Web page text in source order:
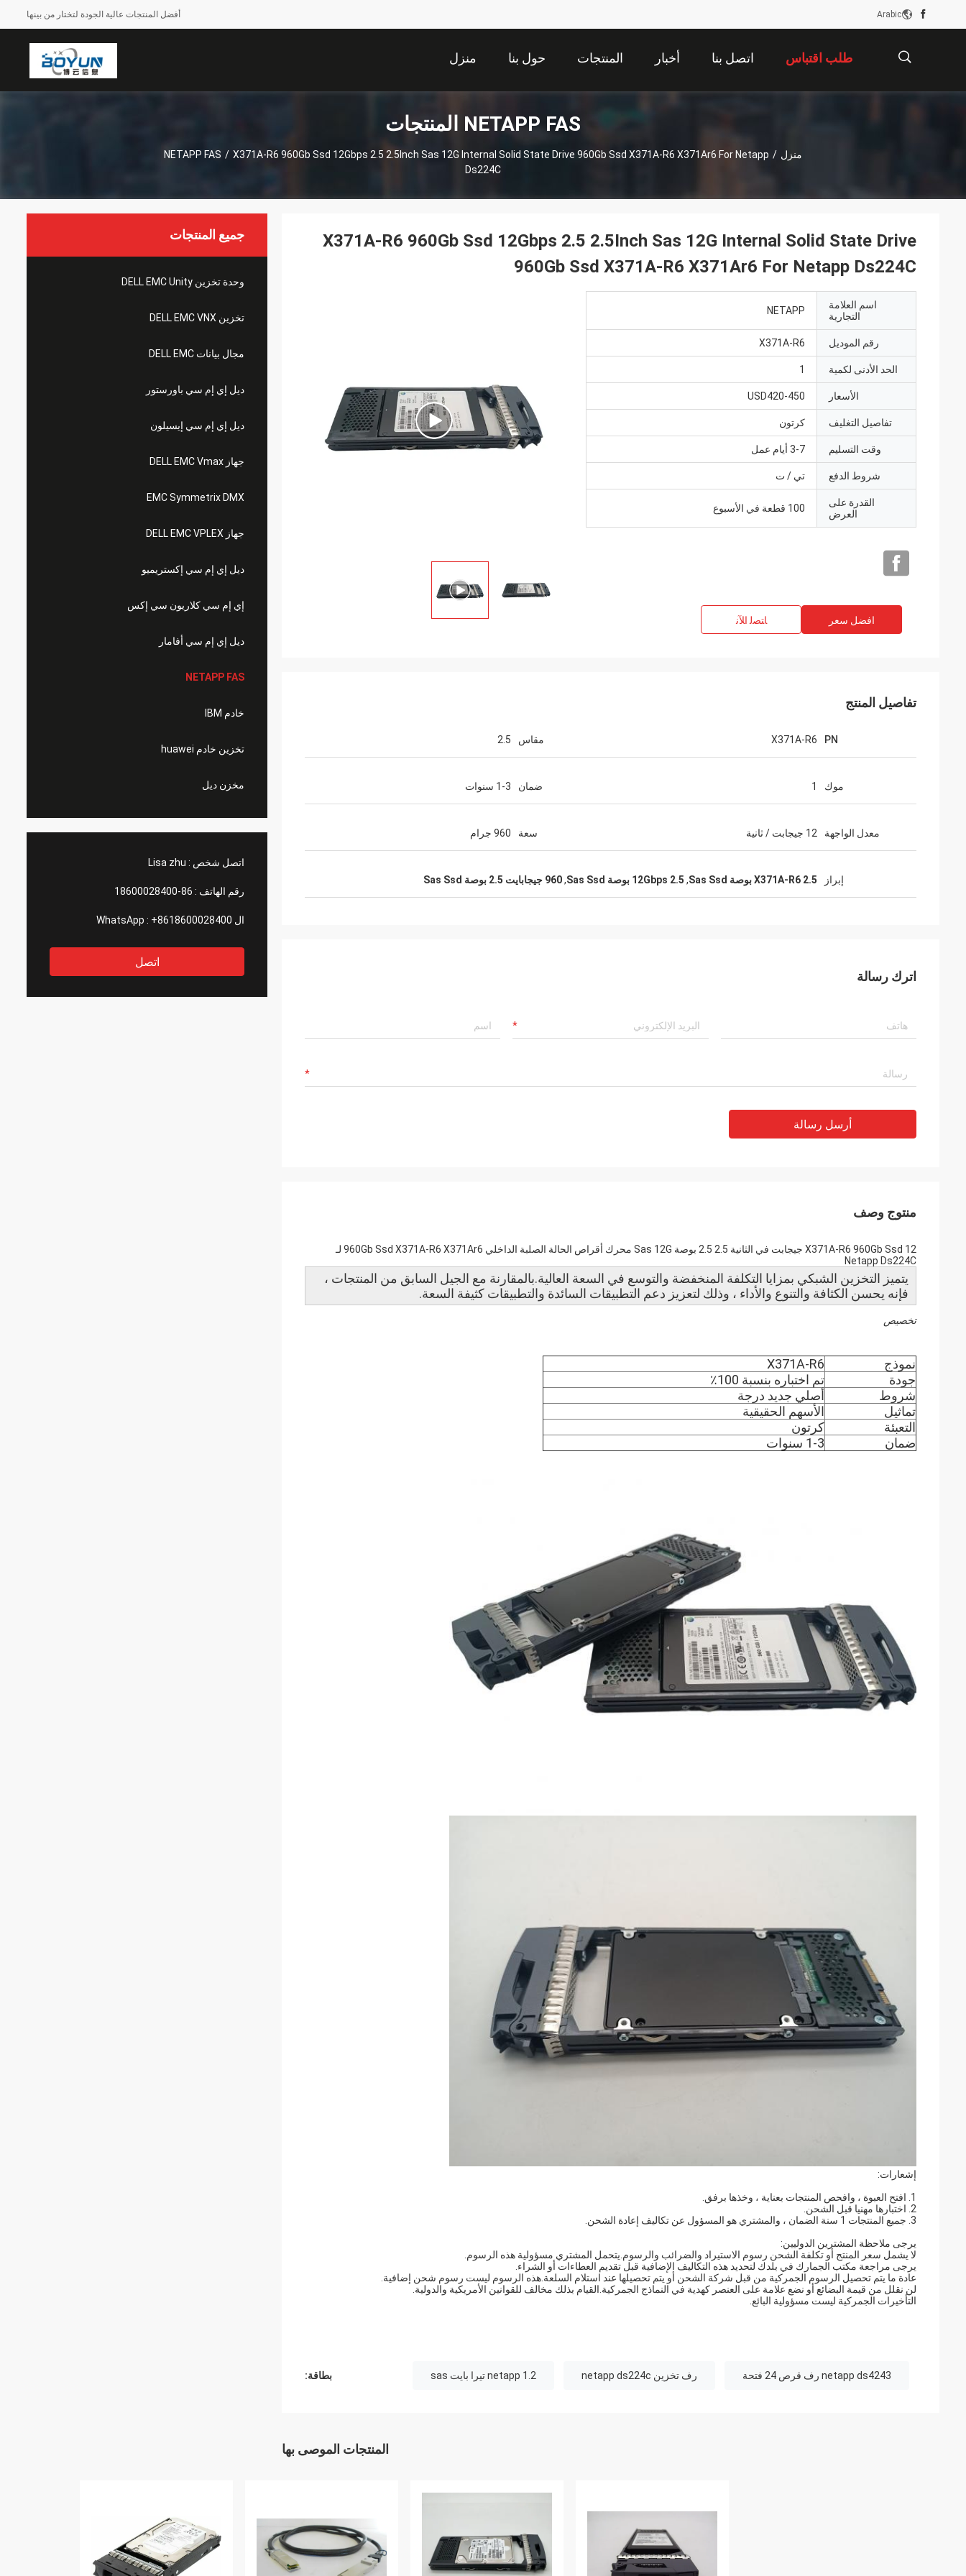
أفضل المنتجات عالية الجودة لتختار من بينها Arabic
منزل حول بنا المنتجات أخبار اتصل بنا طلب اقتباس
NETAPP FAS المنتجات
منزل /
NETAPP FAS / X371A-R6 960Gb Ssd 12Gbps 2.5 2.5Inch Sas 12G Internal Solid State Drive 960Gb Ssd X371A-R6 X371Ar6 For Netapp
Ds224C
جميع المنتجات
وحدة تخزين DELL EMC Unity
تخزين DELL EMC VNX
مجال بيانات DELL EMC
ديل إي إم سي باورستور
ديل إي إم سي إيسيلون
جهاز DELL EMC Vmax
EMC Symmetrix DMX
جهاز DELL EMC VPLEX
ديل إي إم سي إكستريميو
إي إم سي كلاريون سي إكس
ديل إي إم سي أفامار
NETAPP FAS
خادم IBM
تخزين خادم huawei
مخزن ديل
اتصل شخص : Lisa zhu
رقم الهاتف : 86-18600028400
ال WhatsApp : +8618600028400
اتصل
X371A-R6 960Gb Ssd 12Gbps 2.5 2.5Inch Sas 12G Internal Solid State Drive
960Gb Ssd X371A-R6 X371Ar6 For Netapp Ds224C
اسم العلامة
التجارية
NETAPP
رقم الموديل X371A-R6
الحد الأدنى لكمية 1
الأسعار USD420-450
تفاصيل التغليف كرتون
وقت التسليم 3-7 أيام عمل
شروط الدفع تي / ت
القدرة على
العرض
100 قطعة في الأسبوع
افضل سعر ﺎﺘﺼﻟ ﺍﻶﻧ
تفاصيل المنتج
PN
X371A-R6 مقاس 2.5
موك 1 ضمان 1-3 سنوات
معدل الواجهة 12 جيجابت / ثانية سعة 960 جرام
إبراز X371A-R6 2.5 بوصة Sas Ssd , 12Gbps 2.5 بوصة Sas Ssd ,960 جيجابايت 2.5 بوصة Sas Ssd
اترك رسالة
أرسل رسالة
منتوج وصف
X371A-R6 960Gb Ssd 12 جيجابت في الثانية 2.5 2.5 بوصة Sas 12G محرك أقراص الحالة الصلبة الداخلي 960Gb Ssd X371A-R6 X371Ar6 لـ
Netapp Ds224C
يتميز التخزين الشبكي بمزايا التكلفة المنخفضة والتوسع في السعة العالية.بالمقارنة مع الجيل السابق من المنتجات ،
فإنه يحسن الكثافة والتنوع والأداء ، وذلك لتعزيز دعم التطبيقات السائدة والتطبيقات كثيفة السعة.
تخصيص
نموذج
X371A-R6
جودة
تم اختباره بنسبة 100٪
شروط
أصلي جديد درجة
تماثيل
الأسهم الحقيقية
التعبئة
كرتون
ضمان
1-3 سنوات
إشعارات:
1. افتح العبوة ، وافحص المنتجات بعناية ، وخذها برفق.
2. اختبارها مهنيا قبل الشحن.
3. جميع المنتجات 1 سنة الضمان ، والمشتري هو المسؤول عن تكاليف إعادة الشحن.
يرجى ملاحظة المشترين الدوليين:
لا يشمل سعر المنتج أو تكلفة الشحن رسوم الاستيراد والضرائب والرسوم.يتحمل المشتري مسؤولية هذه الرسوم.
يرجى مراجعة مكتب الجمارك في بلدك لتحديد هذه التكاليف الإضافية قبل تقديم العطاءات أو الشراء.
عادة ما يتم تحصيل الرسوم الجمركية من قبل شركة الشحن أو يتم تحصيلها عند استلام السلعة.هذه الرسوم ليست رسوم شحن إضافية.
لن نقلل من قيمة البضائع أو نضع علامة على العنصر كهدية في النماذج الجمركية.القيام بذلك مخالف للقوانين الأمريكية والدولية.
التأخيرات الجمركية ليست مسؤولية البائع.
بطاقة: netapp ds4243 رف قرص 24 فتحة رف تخزين netapp ds224c netapp 1.2 تيرا بايت sas
المنتجات الموصى بها